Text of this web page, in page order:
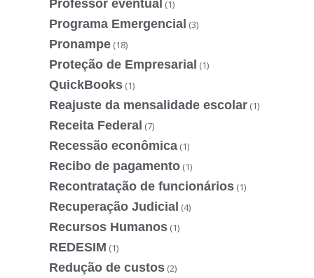
Professor eventual (1)
Programa Emergencial (3)
Pronampe (18)
Proteção de Empresarial (1)
QuickBooks (1)
Reajuste da mensalidade escolar (1)
Receita Federal (7)
Recessão econômica (1)
Recibo de pagamento (1)
Recontratação de funcionários (1)
Recuperação Judicial (4)
Recursos Humanos (1)
REDESIM (1)
Redução de custos (2)